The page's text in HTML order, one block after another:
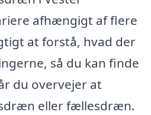
afhængigt af flere
at forstå, hvad der
så du kan finde
du overvejer at
eller fællesdræn.